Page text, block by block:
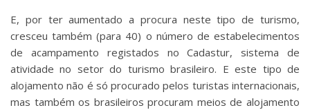
E, por ter aumentado a procura neste tipo de turismo,
cresceu também (para 40) o número de estabelecimentos
de acampamento registados no Cadastur, sistema de
atividade no setor do turismo brasileiro. E este tipo de
alojamento não é só procurado pelos turistas internacionais,
mas também os brasileiros procuram meios de alojamento